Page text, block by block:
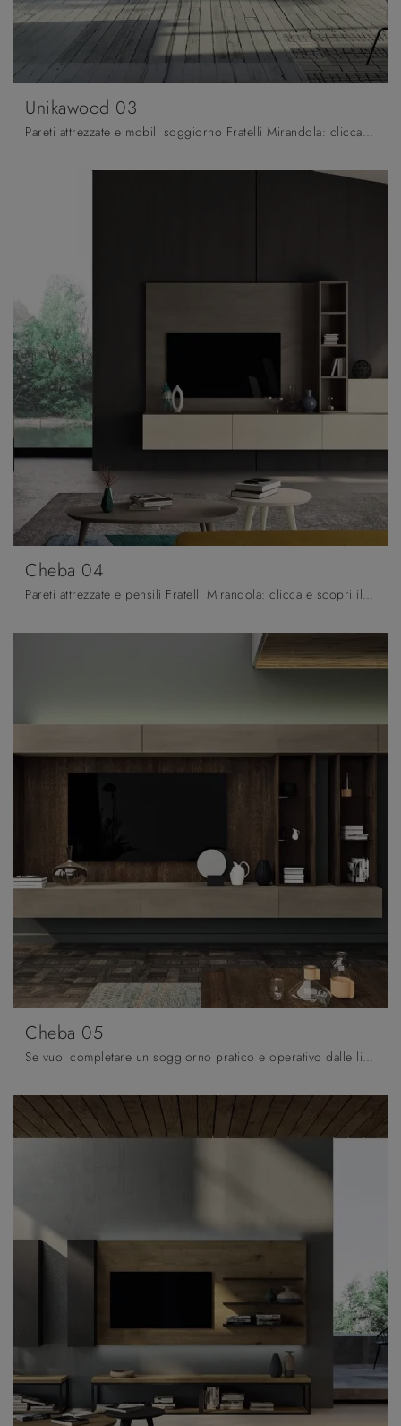
Unikawood 03
Pareti attrezzate e mobili soggiorno Fratelli Mirandola: clicca e scopri il modello Unikawood 03 e potrai impreziosire stanze moderne di ogni genere.
Cheba 04
Pareti attrezzate e pensili Fratelli Mirandola: clicca e scopri il modello Cheba 04 e potrai completare stanze moderne di ogni tipo.
Cheba 05
Se vuoi completare un soggiorno pratico e operativo dalle linee moderne, ecco a te la parete attrezzata Cheba 05 Fratelli Mirandola.